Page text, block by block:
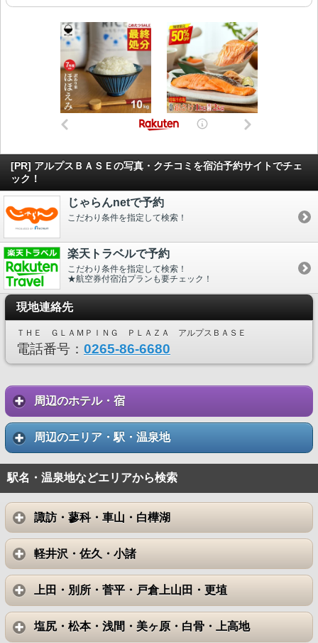
[PR] アルプスＢＡＳＥの写真・クチコミを宿泊予約サイトでチェ
ック！
じゃらんnetで予約
こだわり条件を指定して検索！
楽天トラベルで予約
こだわり条件を指定して検索！
★航空券付宿泊プランも要チェック！
現地連絡先
ＴＨＥ ＧＬＡＭＰＩＮＧ ＰＬＡＺＡ アルプスＢＡＳＥ
電話番号： 0265-86-6680
周辺のホテル・宿
周辺のエリア・駅・温泉地
駅名・温泉地などエリアから検索
諏訪・蓼科・車山・白樺湖
軽井沢・佐久・小諸
上田・別所・菅平・戸倉上山田・更埴
塩尻・松本・浅間・美ヶ原・白骨・上高地